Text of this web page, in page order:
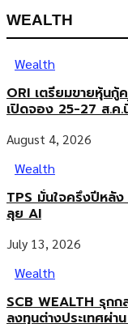
WEALTH
Wealth
ORI เตรียมขายหุ้น
เปิดจอง 25-27 ส.ค.
August 4, 2026
Wealth
TPS มั่นใจครึ่งปีหลั
ลุย AI
July 13, 2026
Wealth
SCB WEALTH รุก
ลงทุนต่างประเทศผ่